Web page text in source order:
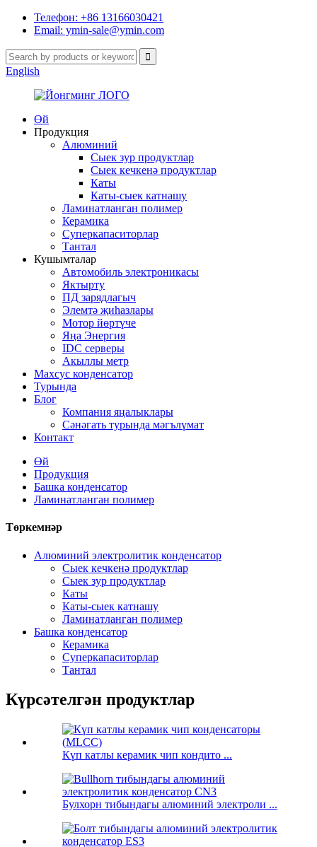
Телефон: +86 13166030421
Email: ymin-sale@ymin.com
English
Өй
Продукция
Алюминий
Сыек зур продуктлар
Сыек кечкенә продуктлар
Каты
Каты-сыек катнашу
Ламинатланган полимер
Керамика
Суперкапаситорлар
Тантал
Кушымталар
Автомобиль электроникасы
Яктырту
ПД зарядлагыч
Элемтә җиһазлары
Мотор йөртүче
Яңа Энергия
IDC серверы
Акыллы метр
Махсус конденсатор
Турында
Блог
Компания яңалыклары
Сәнәгать турында мәгълүмат
Контакт
Өй
Продукция
Башка конденсатор
Ламинатланган полимер
Төркемнәр
Алюминий электролитик конденсатор
Сыек кечкенә продуктлар
Сыек зур продуктлар
Каты
Каты-сыек катнашу
Ламинатланган полимер
Башка конденсатор
Керамика
Суперкапаситорлар
Тантал
Күрсәтелгән продуктлар
Күп катлы керамик чип кондито ...
Булхорн тибындагы алюминий электроли ...